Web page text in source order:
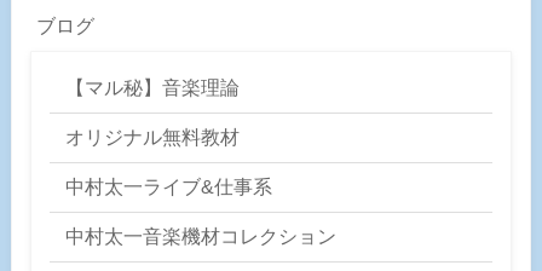
ブログ
【マル秘】音楽理論
オリジナル無料教材
中村太一ライブ&仕事系
中村太一音楽機材コレクション